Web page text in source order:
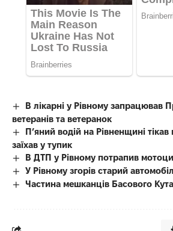
В лікарні у Рівному запрацював
ветеранів та ветеранок
П’яний водій на Рівненщині тікав
заїхав у тупик
В ДТП у Рівному потрапив
У Рівному згорів старий
Частина мешканців Басового